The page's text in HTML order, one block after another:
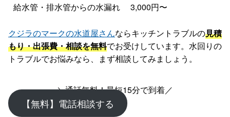
給水管・排水管からの水漏れ
3,000円〜
クジラのマークの水道屋さんならキッチントラブルの見積
もり・出張費・相談を無料でお受けしています。水回りの
トラブルでお悩みなら、まず相談してみましょう。
＼通話無料！最短15分で到着／
【無料】電話相談する